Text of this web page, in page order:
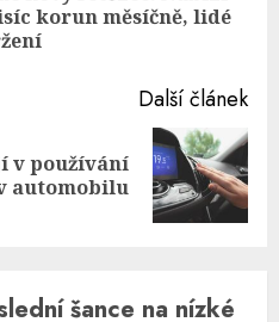
korun měsíčně, lidé
Další článek
v používání
automobilu
šance na nízké